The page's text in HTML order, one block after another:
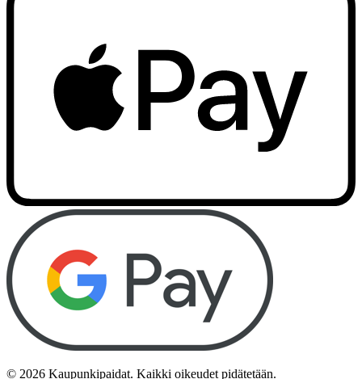
© 2026 Kaupunkipaidat. Kaikki oikeudet pidätetään.